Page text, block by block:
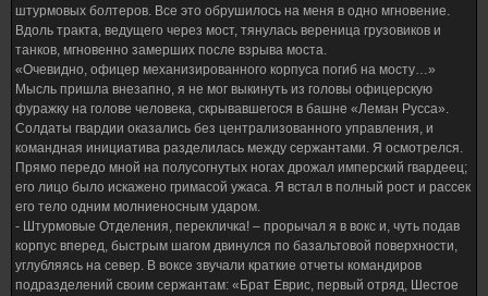
штурмовых болтеров. Все это обрушилось на меня в одно мгновение.
Вдоль тракта, ведущего через мост, тянулась вереница грузовиков и
танков, мгновенно замерших после взрыва моста.
«Очевидно, офицер механизированного корпуса погиб на мосту…»
Мысль пришла внезапно, я не мог выкинуть из головы офицерскую
фуражку на голове человека, скрывавшегося в башне «Леман Русса».
Солдаты гвардии оказались без централизованного управления, и
командная инициатива разделилась между сержантами. Я осмотрелся.
Прямо передо мной на полусогнутых ногах дрожал имперский гвардеец;
его лицо было искажено гримасой ужаса. Я встал в полный рост и рассек
его тело одним молниеносным ударом.
- Штурмовые Отделения, перекличка! – прорычал я в вокс и, чуть подав
корпус вперед, быстрым шагом двинулся по базальтовой поверхности,
углубляясь на север. В воксе звучали краткие отчеты командиров
подразделений своим сержантам: «Брат Еврис, первый отряд, Шестое